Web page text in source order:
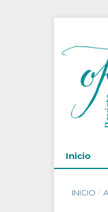
Inicio
INICIO /